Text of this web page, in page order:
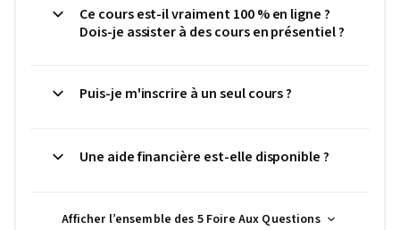
Ce cours est-il vraiment 100 % en ligne ?
Dois-je assister à des cours en présentiel ?
Puis-je m'inscrire à un seul cours ?
Une aide financière est-elle disponible ?
Afficher l’ensemble des 5 Foire Aux Questions